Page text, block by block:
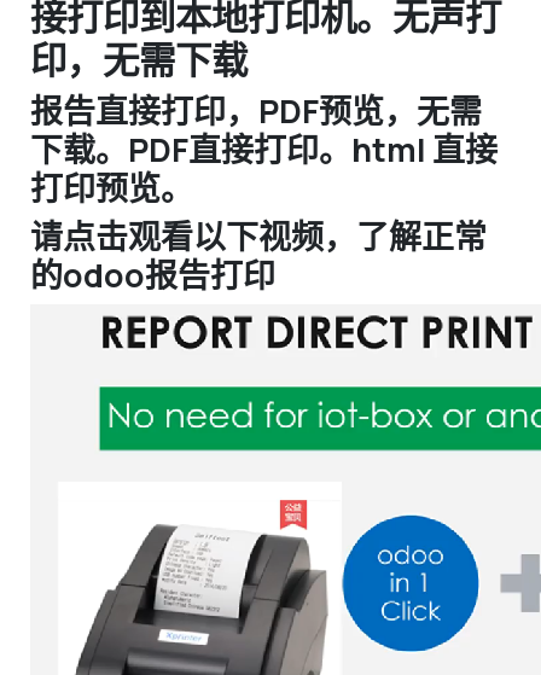
接打印到本地打印机。无声打
印，无需下载
报告直接打印，PDF预览，无需
下载。PDF直接打印。html 直接
打印预览。
请点击观看以下视频，了解正常
的odoo报告打印